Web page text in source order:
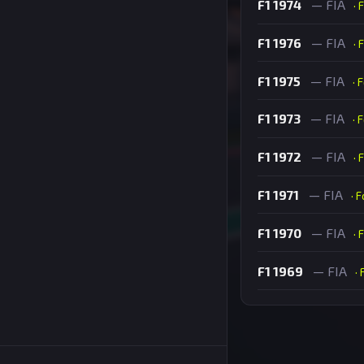
F1 1974 — FIA ·
F1 1976 — FIA ·
F1 1975 — FIA ·
F1 1973 — FIA ·
F1 1972 — FIA ·
F1 1971 — FIA ·
F1 1970 — FIA ·
F1 1969 — FIA ·